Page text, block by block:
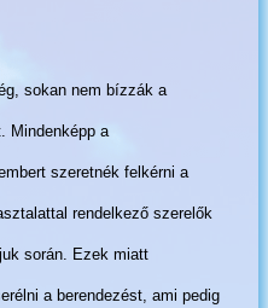
sokan nem bízzák a
Mindenképp a
szeretnék felkérni a
rendelkező szerelők
során. Ezek miatt
a berendezést, ami pedig